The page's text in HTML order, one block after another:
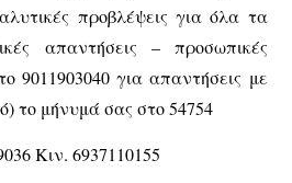
προβλέψεις για όλα τα
απαντήσεις – προσωπικές
9011903040 για απαντήσεις με
το μήνυμά σας στο 54754
Κιν. 6937110155